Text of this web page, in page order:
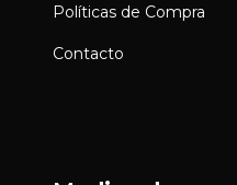
Políticas de Compra
Contacto